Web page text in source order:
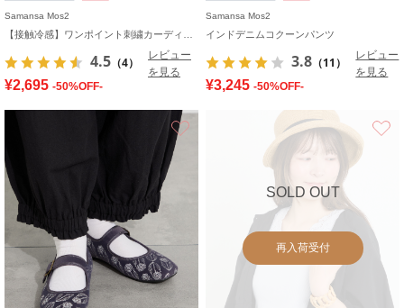
Samansa Mos2
4.5 （4）
レビュー
を見る
¥2,695 -50%OFF-
Samansa Mos2
インドデニムコクーンパンツ
3.8 （11）
レビュー
を見る
¥3,245 -50%OFF-
SOLD OUT
再入荷受付